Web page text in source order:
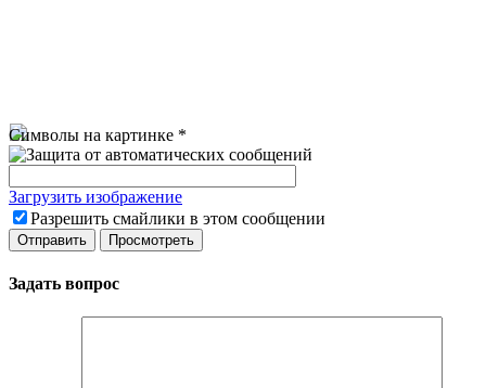
Символы на картинке *
Загрузить изображение
Разрешить смайлики в этом сообщении
Задать вопрос